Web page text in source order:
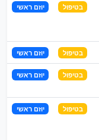
בטיפול יוזם ראשי
בטיפול יוזם ראשי
בטיפול יוזם ראשי
בטיפול יוזם ראשי